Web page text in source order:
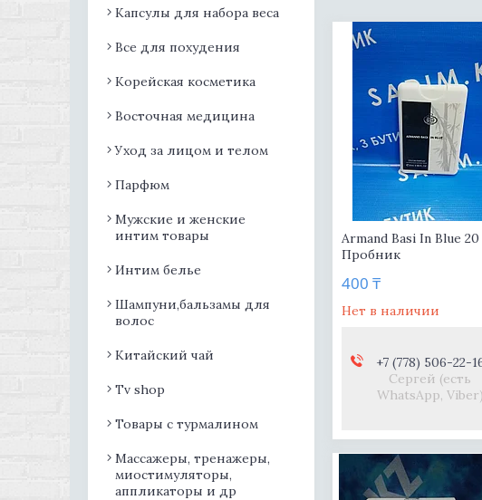
Armand Basi In Blue
Пробник
400 ₸
Нет в наличии
+7 (778) 506-22-
Сергей (есть
WhatsApp, Viber)
Капсулы для набора веса
Все для похудения
Корейская косметика
Восточная медицина
Уход за лицом и телом
Парфюм
Мужские и женские
интим товары
Интим белье
Шампуни,бальзамы для
волос
Китайский чай
Tv shop
Товары с турмалином
Массажеры, тренажеры,
миостимуляторы,
аппликаторы и др